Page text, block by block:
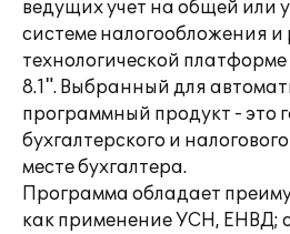
ведущих учет на общей или
системе налогообложения
технологической
8.1". Выбранный для
программный продукт - это
бухгалтерского и
месте бухгалтера.
Программа обладает
как применение УСН, ЕНВД;